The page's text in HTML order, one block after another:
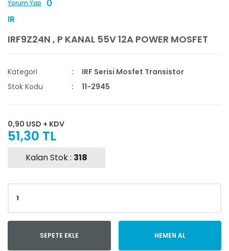
Yorum Yap 0
IR
IRF9Z24N , P KANAL 55V 12A POWER MOSFET
Kategori
IRF Serisi Mosfet Transistor
Stok Kodu
11-2945
0,90 USD + KDV
51,30 TL
Kalan Stok : 318
SEPETE EKLE HEMEN AL